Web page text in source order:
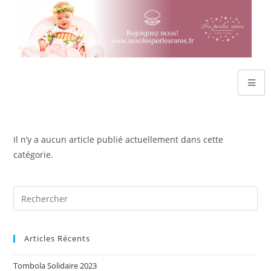
Il n’y a aucun article publié actuellement dans cette
catégorie.
Articles Récents
Tombola Solidaire 2023